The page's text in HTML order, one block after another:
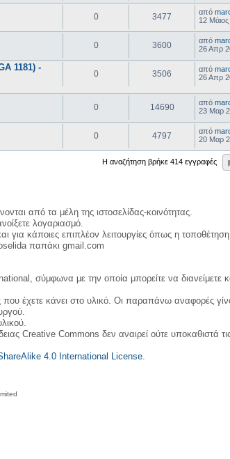
0 3477 από
12
0 3600 από
26 Απρ
1181) -
0 3506 από
26 Απρ
0 14690 από
23 Μαρ
0 4797 από
20 Μαρ
Η αναζήτηση βρήκε 414 εγγραφές
από τα μέλη της ιστοσελίδας-κοινότητας.
λογαριασμό.
κάποιες επιπλέον λειτουργίες όπως η
παπάκι gmail.com
σύμφωνα με την οποία μπορείτε να διανείμετε
έχετε κάνει στο υλικό. Οι παραπάνω αναφορές
Creative Commons δεν αναιρεί ούτε υποκαθιστά
4.0 International License.